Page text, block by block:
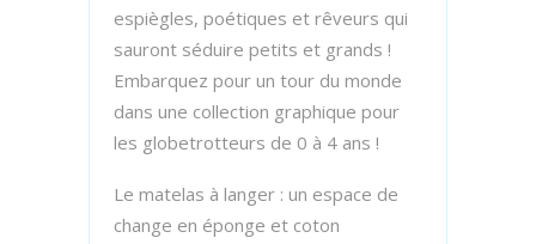
espiègles, poétiques et rêveurs qui
sauront séduire petits et grands !
Embarquez pour un tour du monde
dans une collection graphique pour
les globetrotteurs de 0 à 4 ans !
Le matelas à langer : un espace de
change en éponge et coton